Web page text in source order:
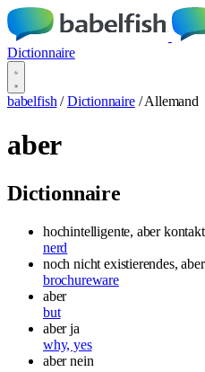
Dictionnaire
babelfish / Dictionnaire /
aber
Dictionnaire
hochintelligente, aber
nerd
noch nicht existierendes,
brochureware
aber
but
aber ja
why, yes
aber nein